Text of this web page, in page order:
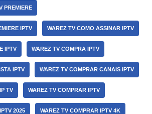
PREMIERE
IPTV WAREZ TV COMO ASSINAR IPTV
IPTV WAREZ TV COMPRA IPTV
IPTV WAREZ TV COMPRAR CANAIS IPTV
TV WAREZ TV COMPRAR IPTV
2025 WAREZ TV COMPRAR IPTV 4K